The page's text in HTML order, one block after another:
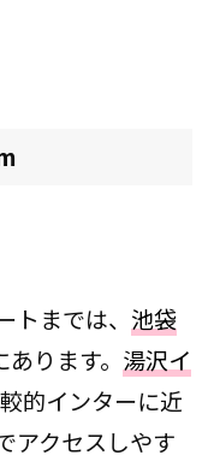
までは、 池袋
ります。 湯沢イ
的インターに近
アクセスしやす